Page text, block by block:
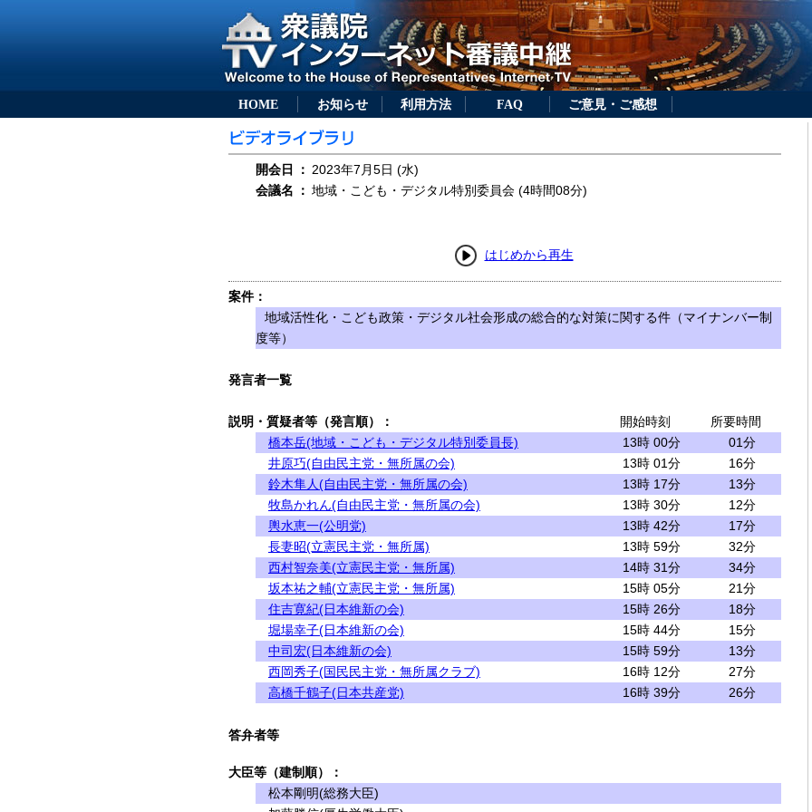
HOME お知らせ 利用方法 FAQ ご意見・ご感想
開会日 ： 2023年7月5日 (水)
会議名
： 地域・こども・デジタル特別委員会 (4時間08分)
はじめから再生
案件：
地域活性化・こども政策・デジタル社会形成の総合的な対策に関する件（マイナンバー制
度等）
発言者一覧
説明・質疑者等（発言順）： 開始時刻
所要時間
橋本岳(地域・こども・デジタル特別委員長)
13時 00分
01分
井原巧(自由民主党・無所属の会)
13時 01分
16分
鈴木隼人(自由民主党・無所属の会)
13時 17分
13分
牧島かれん(自由民主党・無所属の会)
13時 30分
12分
輿水恵一(公明党)
13時 42分
17分
長妻昭(立憲民主党・無所属)
13時 59分
32分
西村智奈美(立憲民主党・無所属)
14時 31分
34分
坂本祐之輔(立憲民主党・無所属)
15時 05分
21分
住吉寛紀(日本維新の会)
15時 26分
18分
堀場幸子(日本維新の会)
15時 44分
15分
中司宏(日本維新の会)
15時 59分
13分
西岡秀子(国民民主党・無所属クラブ)
16時 12分
27分
高橋千鶴子(日本共産党)
16時 39分 26分
答弁者等
大臣等（建制順）：
松本剛明(総務大臣)